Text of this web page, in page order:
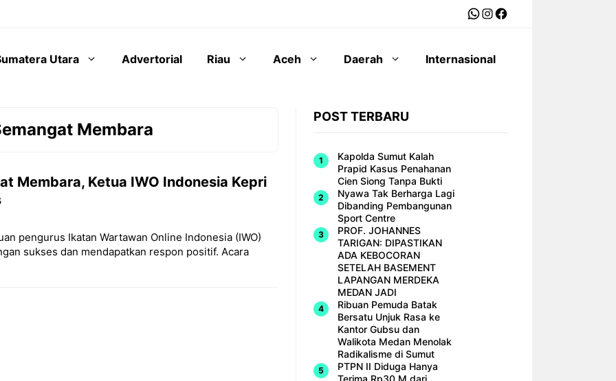
WhatsApp
Instagram
Facebook
Utara Advertorial Riau Aceh Daerah Internasional
Membara
Membara, Ketua IWO Indonesia Kepri
pengurus Ikatan Wartawan Online Indonesia (IWO)
sukses dan mendapatkan respon positif. Acara
POST TERBARU
Kapolda Sumut Kalah
Prapid Kasus Penahanan
Cien Siong Tanpa Bukti
Nyawa Tak Berharga Lagi
Dibanding Pembangunan
Sport Centre
PROF. JOHANNES
TARIGAN: DIPASTIKAN
ADA KEBOCORAN
SETELAH BASEMENT
LAPANGAN MERDEKA
MEDAN JADI
Ribuan Pemuda Batak
Bersatu Unjuk Rasa ke
Kantor Gubsu dan
Walikota Medan Menolak
Radikalisme di Sumut
PTPN II Diduga Hanya
Terima Rp30 M dari